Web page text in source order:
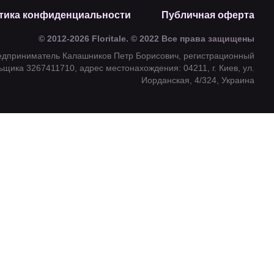
конфиденциальности Публичная оферта
© 2012-2026 Floritale. © 2022 Все права защищены
Калашников Петр Борисович, регистрационный
3267411710, адрес местонахождения: 04211, г. Киев, ул.
Иорданская, 4/324, Украина